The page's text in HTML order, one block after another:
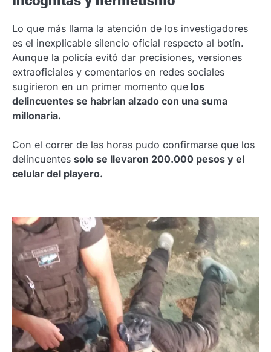
Lo que más llama la atención de los investigadores
es el inexplicable silencio oficial respecto al botín.
Aunque la policía evitó dar precisiones, versiones
extraoficiales y comentarios en redes sociales
sugirieron en un primer momento que los
delincuentes se habrían alzado con una suma
millonaria.
Con el correr de las horas pudo confirmarse que los
delincuentes solo se llevaron 200.000 pesos y el
celular del playero.